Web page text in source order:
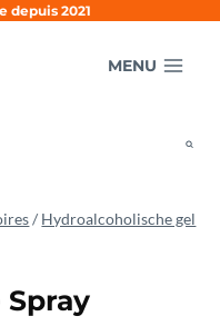
depuis 2021
MENU
/ Hydroalcoholische gel